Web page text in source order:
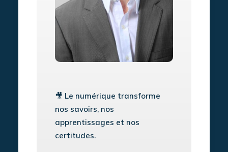
🎥 Le numérique transforme
nos savoirs, nos
apprentissages et nos
certitudes.